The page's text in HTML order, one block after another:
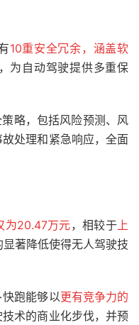
10重安全冗余，涵盖软
，为自动驾驶提供多重保
略，包括风险预测、风
处理和紧急响应，全面
为20.47万元，相较于上
著降低使得无人驾驶技
跑能够以更有竞争力的
术的商业化步伐，并预